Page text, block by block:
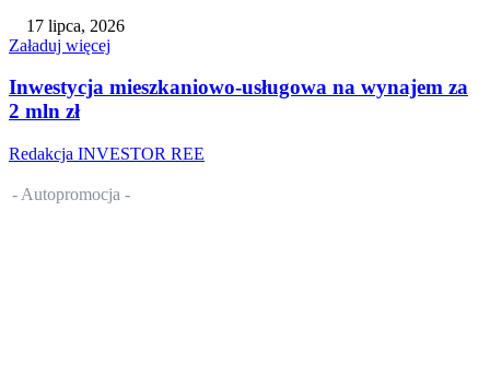
17 lipca, 2026
Załaduj więcej
Inwestycja mieszkaniowo-usługowa na wynajem za
2 mln zł
Redakcja INVESTOR REE
- Autopromocja -